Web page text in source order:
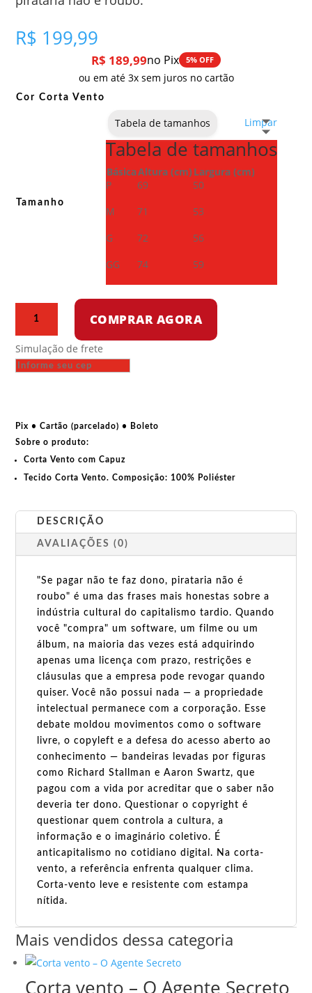
R$ 199,99
R$ 189,99no Pix 5% OFF
ou em até 3x sem juros no cartão
Cor Corta Vento
Tamanho
Limpar
Tabela de tamanhos
Tabela de tamanhos
BásicaAltura (cm) Largura (cm)
P
69
50
M
71
53
G
72
56
GG
74 59
Se
pagar
faz
dono,
pirataria
quantidade
COMPRAR AGORA
Simulação de frete
Pix • Cartão (parcelado) • Boleto
Sobre o produto:
Corta Vento com Capuz
Tecido Corta Vento. Composição: 100% Poliéster
DESCRIÇÃO
AVALIAÇÕES (0)
"Se pagar não te faz dono, pirataria não é
roubo" é uma das frases mais honestas sobre a
indústria cultural do capitalismo tardio. Quando
você "compra" um software, um filme ou um
álbum, na maioria das vezes está adquirindo
apenas uma licença com prazo, restrições e
cláusulas que a empresa pode revogar quando
quiser. Você não possui nada — a propriedade
intelectual permanece com a corporação. Esse
debate moldou movimentos como o software
livre, o copyleft e a defesa do acesso aberto ao
conhecimento — bandeiras levadas por figuras
como Richard Stallman e Aaron Swartz, que
pagou com a vida por acreditar que o saber não
deveria ter dono. Questionar o copyright é
questionar quem controla a cultura, a
informação e o imaginário coletivo. É
anticapitalismo no cotidiano digital. Na corta-
vento, a referência enfrenta qualquer clima.
Corta-vento leve e resistente com estampa
nítida.
Mais vendidos dessa categoria
Corta vento – O Agente Secreto